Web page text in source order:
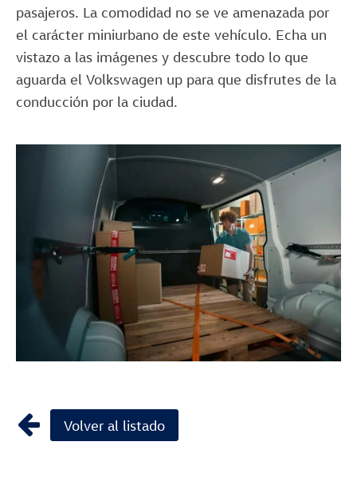
pasajeros. La comodidad no se ve amenazada por
el carácter miniurbano de este vehículo. Echa un
vistazo a las imágenes y descubre todo lo que
aguarda el Volkswagen up para que disfrutes de la
conducción por la ciudad.
Volver al listado